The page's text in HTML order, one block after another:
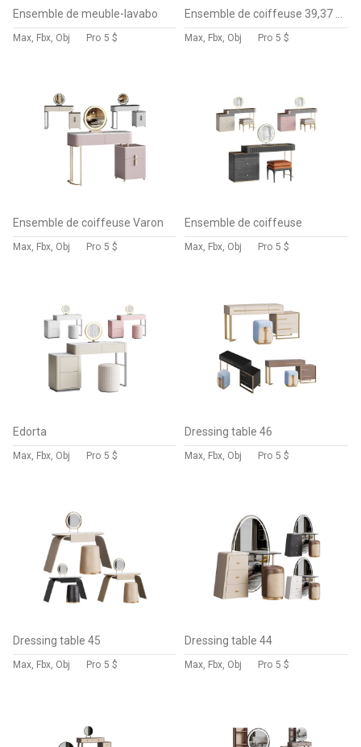
Ensemble de meuble-lavabo
Max, Fbx, Obj Pro 5 $ Max, Fbx, Obj Pro 5 $
Ensemble de coiffeuse Varon
Max, Fbx, Obj Pro 5 $
Ensemble de coiffeuse
Max, Fbx, Obj Pro 5 $
Edorta
Max, Fbx, Obj Pro 5 $
Dressing table 46
Max, Fbx, Obj Pro 5 $
Dressing table 45
Max, Fbx, Obj Pro 5 $
Dressing table 44
Max, Fbx, Obj Pro 5 $